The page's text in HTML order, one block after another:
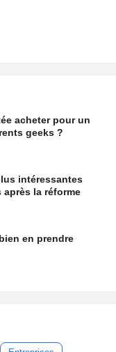
acheter pour un
geeks ?
intéressantes
la réforme
en prendre